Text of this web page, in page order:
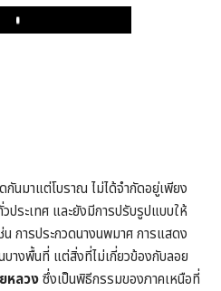
Play
นมาแต่โบราณ ไม่ได้จำกัดอยู่เพียง
ระเทศ และยังมีการปรับรูปแบบให้
การประกวดนางนพมาศ การแสดง
างพื้นที่ แต่สิ่งที่ไม่เกี่ยวข้องกับลอย
หลวงซึ่งเป็นพิธีกรรมของภาคเหนือที่